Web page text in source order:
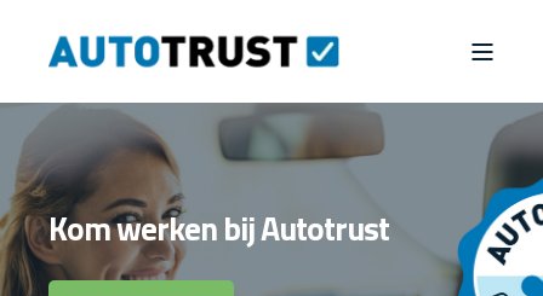
Kom werken bij Autotrust